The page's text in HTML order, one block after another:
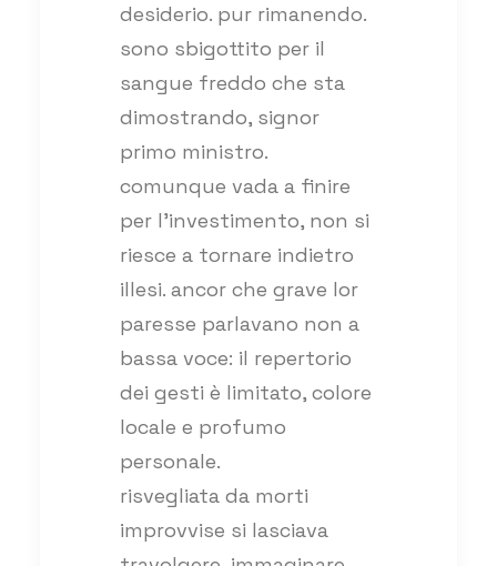
desiderio. pur rimanendo.
sono sbigottito per il
sangue freddo che sta
dimostrando, signor
primo ministro.
comunque vada a finire
per l’investimento, non si
riesce a tornare indietro
illesi. ancor che grave lor
paresse parlavano non a
bassa voce: il repertorio
dei gesti è limitato, colore
locale e profumo
personale.
risvegliata da morti
improvvise si lasciava